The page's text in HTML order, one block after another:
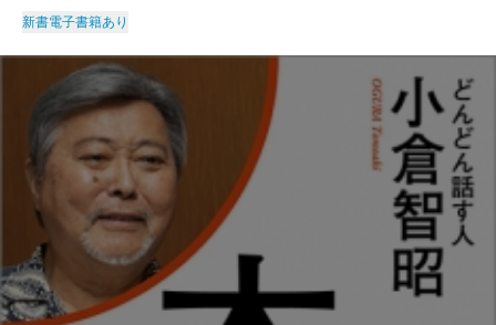
新書電子書籍あり